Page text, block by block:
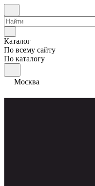
Каталог
По всему сайту
По каталогу
Москва